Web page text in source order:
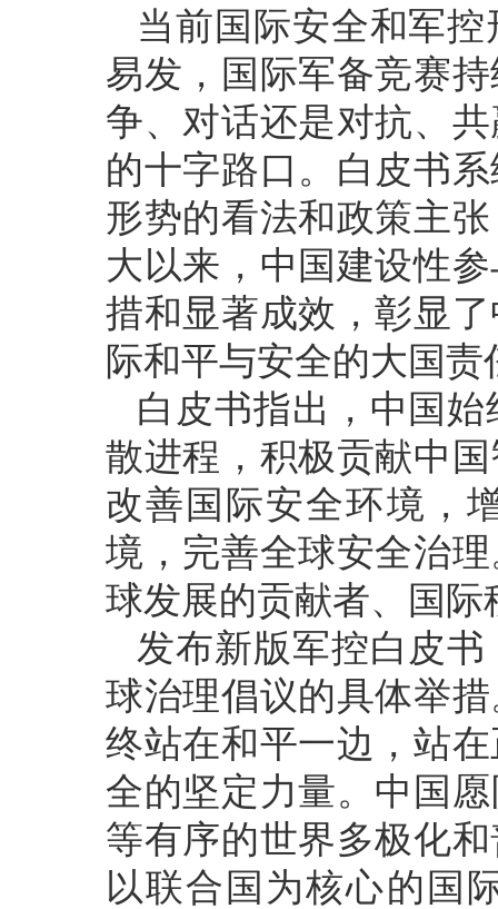
当前国际安全和军
易发，国际军备竞赛
争、对话还是对抗、
的十字路口。白皮书
形势的看法和政策主
大以来，中国建设性
措和显著成效，彰显
际和平与安全的大国责
白皮书指出，中国
散进程，积极贡献中
改善国际安全环境，
境，完善全球安全治
球发展的贡献者、国际
发布新版军控白皮
球治理倡议的具体举
终站在和平一边，站
全的坚定力量。中国
等有序的世界多极化
以联合国为核心的国